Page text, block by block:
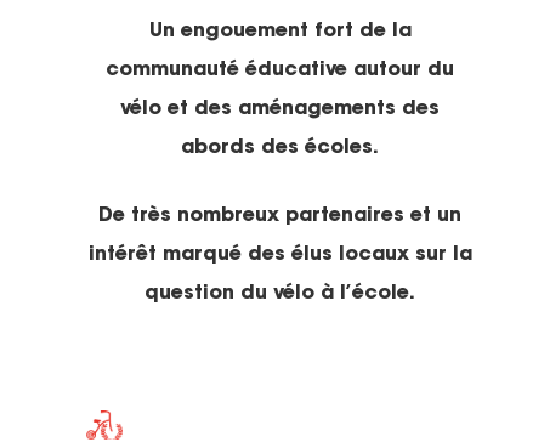
Un engouement fort de la
communauté éducative autour du
vélo et des aménagements des
abords des écoles.
De très nombreux partenaires et un
intérêt marqué des élus locaux sur la
question du vélo à l’école.